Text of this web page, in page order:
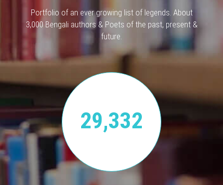
Portfolio of an ever growing list of legends. About
3,000 Bengali authors & Poets of the past, present &
future.
29,332